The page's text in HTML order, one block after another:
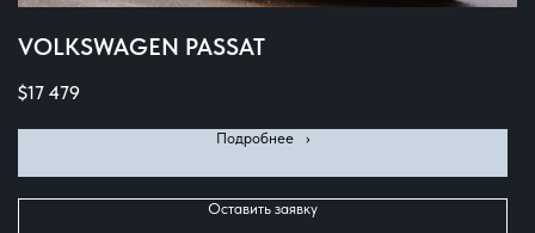
VOLKSWAGEN PASSAT
$17 479
Подробнее⠀›
Оставить заявку